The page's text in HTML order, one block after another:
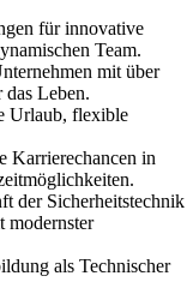
für innovative
Team.
mit über
Leben.
Urlaub, flexible
Karrierechancen in
der Sicherheitstechnik
modernster
als Technischer